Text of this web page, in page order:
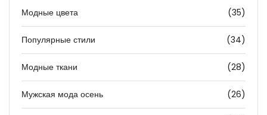
Модные цвета (35)
Популярные стили (34)
Модные ткани (28)
Мужская мода осень (26)